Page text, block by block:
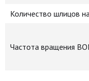
Количество шлицов
Частота вращения